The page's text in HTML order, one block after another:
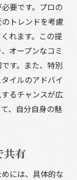
要です。プロの
トレンドを考慮
れます。この提
オープンなコミ
す。また、特別
イルのアドバイ
るチャンスが広
、自分自身の魅
共有
には、具体的な